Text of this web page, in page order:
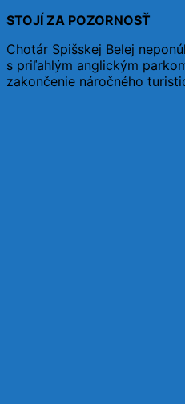
STOJÍ ZA POZORNOSŤ
Chotár Spišskej Belej
s priľahlým anglickým
zakončenie náročného